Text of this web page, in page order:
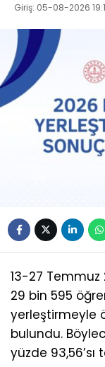
Giriş: 05-08-2026
13-27 Temmuz
29 bin 595
yerleştirmeyle
bulundu.
yüzde